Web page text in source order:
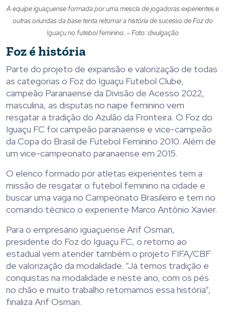
A equipe iguaçuense formada por uma mescla de jogadoras experientes e
outras oriundas da base tenta retomar a história de sucesso de Foz do
Iguaçu no futebol feminino. – Foto: divulgação
Foz é história
Parte do projeto de expansão e valorização de todas
as categorias o Foz do Iguaçu Futebol Clube,
campeão Paranaense da Divisão de Acesso 2022,
masculina, as disputas no naipe feminino vem
resgatar a tradição do Azulão da Fronteira. O Foz do
Iguaçu FC foi campeão paranaense e vice-campeão
da Copa do Brasil de Futebol Feminino 2010. Além de
um vice-campeonato paranaense em 2015.
O elenco formado por atletas experientes tem a
missão de resgatar o futebol feminino na cidade e
buscar uma vaga no Campeonato Brasileiro e tem no
comando técnico o experiente Marco Antônio Xavier.
Para o empresário iguaçuense Arif Osman,
presidente do Foz do Iguaçu FC, o retorno ao
estadual vem atender também o projeto FIFA/CBF
de valorização da modalidade. “Já temos tradição e
conquistas na modalidade e neste ano, com os pés
no chão e muito trabalho retomamos essa história”,
finaliza Arif Osman.